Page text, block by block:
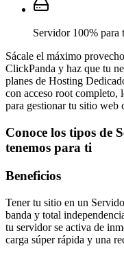
Servidor 100% para
Sácale el máximo
ClickPanda y haz que tu
planes de Hosting
con acceso root completo,
para gestionar tu sitio web
Conoce los tipos de
tenemos para ti
Beneficios
Tener tu sitio en un
banda y total
tu servidor se activa de
carga súper rápida y una